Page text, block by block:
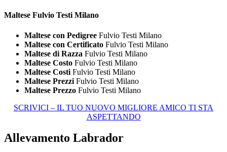
Maltese Fulvio Testi Milano
Maltese con Pedigree Fulvio Testi Milano
Maltese con Certificato Fulvio Testi Milano
Maltese di Razza Fulvio Testi Milano
Maltese Costo Fulvio Testi Milano
Maltese Costi Fulvio Testi Milano
Maltese Prezzi Fulvio Testi Milano
Maltese Prezzo Fulvio Testi Milano
SCRIVICI – IL TUO NUOVO MIGLIORE AMICO TI STA
ASPETTANDO
Allevamento Labrador